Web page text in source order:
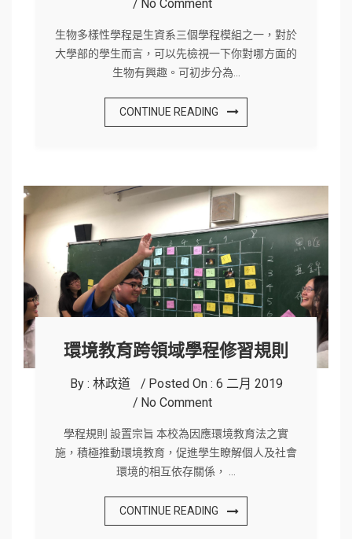
No Comment
生物多樣性學程是生資系三個學程模組之一，對於
大學部的學生而言，可以先檢視一下你對哪方面的
生物有興趣。可初步分為…
CONTINUE READING
環境教育跨領域學程修習規則
By : 林政道 Posted On : 6 二月 2019
No Comment
學程規則 設置宗旨 本校為因應環境教育法之實
施，積極推動環境教育，促進學生瞭解個人及社會
環境的相互依存關係， …
CONTINUE READING